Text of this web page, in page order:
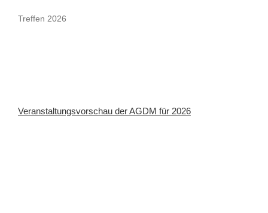
Treffen 2026
Veranstaltungsvorschau der AGDM für 2026